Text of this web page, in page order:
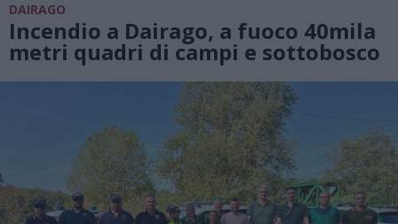
DAIRAGO
Incendio a Dairago, a fuoco 40mila
metri quadri di campi e sottobosco